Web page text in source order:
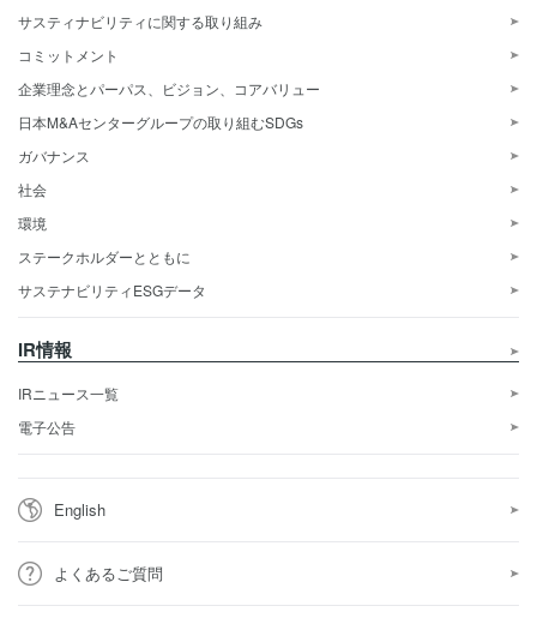
サスティナビリティに関する取り組み
コミットメント
企業理念とパーパス、ビジョン、コアバリュー
日本M&Aセンターグループの取り組むSDGs
ガバナンス
社会
環境
ステークホルダーとともに
サステナビリティESGデータ
IR情報
IRニュース一覧
電子公告
English
よくあるご質問